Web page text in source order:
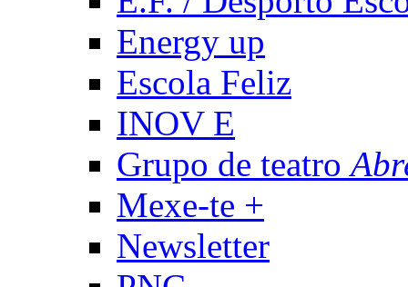
Energy up
Escola Feliz
INOV E
Grupo de teatro
Mexe-te +
Newsletter